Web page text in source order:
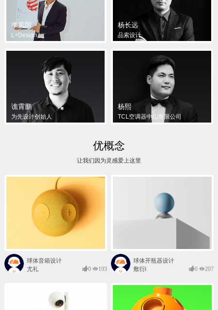
李凤朗
L+Design
杨长远
品索设计
谯霄鹏
为先设计创始人
杨熙
TCL空调器中山有限公司
优概念
让我们因为灵感爱上这里
球体音箱设计
尤礼
0 193
球体开瓶器设计
敷衍i
0 207